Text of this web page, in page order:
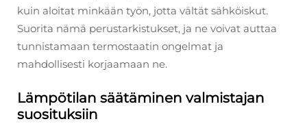
kuin aloitat minkään työn, jotta vältät sähköiskut.
Suorita nämä perustarkistukset, ja ne voivat auttaa
tunnistamaan termostaatin ongelmat ja
mahdollisesti korjaamaan ne.
Lämpötilan säätäminen valmistajan
suosituksiin